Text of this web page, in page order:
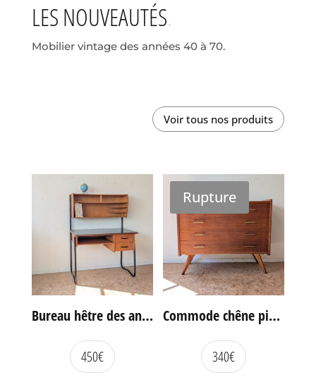
LES NOUVEAUTÉS
Mobilier vintage des années 40 à 70.
Voir tous nos produits
Bureau hêtre des années 60
450€
Rupture
Commode chêne pieds compas vintage
340€